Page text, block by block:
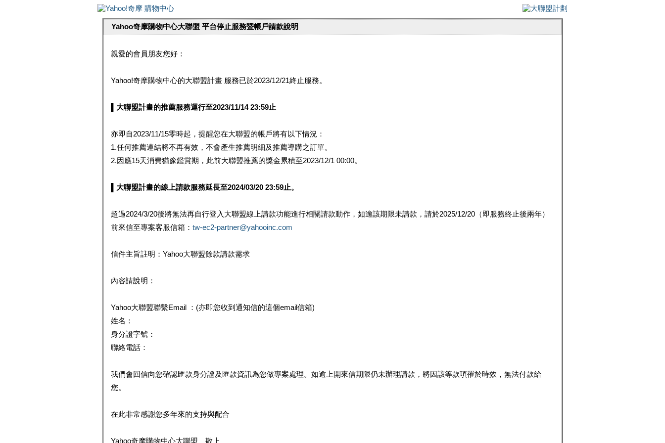
Yahoo奇摩購物中心大聯盟 平台停止服務暨帳戶請款說明
親愛的會員朋友您好：
Yahoo!奇摩購物中心的大聯盟計畫 服務已於2023/12/21終止服務。
▌大聯盟計畫的推薦服務運行至2023/11/14 23:59止
亦即自2023/11/15零時起，提醒您在大聯盟的帳戶將有以下情況：
1.任何推薦連結將不再有效，不會產生推薦明細及推薦導購之訂單。
2.因應15天消費猶豫鑑賞期，此前大聯盟推薦的獎金累積至2023/12/1 00:00。
▌大聯盟計畫的線上請款服務延長至2024/03/20 23:59止。
超過2024/3/20後將無法再自行登入大聯盟線上請款功能進行相關請款動作，如逾該期限未請款，請於2025/12/20（即服務終止後兩年）
前來信至專案客服信箱： tw-ec2-partner@yahooinc.com
信件主旨註明：Yahoo大聯盟餘款請款需求
內容請說明：
Yahoo大聯盟聯繫Email ：(亦即您收到通知信的這個email信箱)
姓名：
身分證字號：
聯絡電話：
我們會回信向您確認匯款身分證及匯款資訊為您做專案處理。如逾上開來信期限仍未辦理請款，將因該等款項罹於時效，無法付款給
您。
在此非常感謝您多年來的支持與配合
Yahoo奇摩購物中心大聯盟 敬上